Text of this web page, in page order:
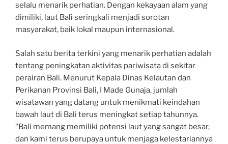
selalu menarik perhatian. Dengan kekayaan alam yang
dimiliki, laut Bali seringkali menjadi sorotan
masyarakat, baik lokal maupun internasional.
Salah satu berita terkini yang menarik perhatian adalah
tentang peningkatan aktivitas pariwisata di sekitar
perairan Bali. Menurut Kepala Dinas Kelautan dan
Perikanan Provinsi Bali, I Made Gunaja, jumlah
wisatawan yang datang untuk menikmati keindahan
bawah laut di Bali terus meningkat setiap tahunnya.
“Bali memang memiliki potensi laut yang sangat besar,
dan kami terus berupaya untuk menjaga kelestariannya